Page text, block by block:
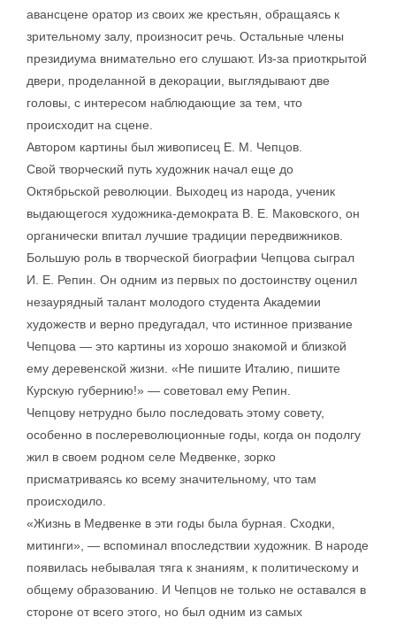
авансцене оратор из своих же крестьян, обращаясь к
зрительному залу, произносит речь. Остальные члены
президиума внимательно его слушают. Из-за приоткрытой
двери, проделанной в декорации, выглядывают две
головы, с интересом наблюдающие за тем, что
происходит на сцене.
Автором картины был живописец Е. М. Чепцов.
Свой творческий путь художник начал еще до
Октябрьской революции. Выходец из народа, ученик
выдающегося художника-демократа В. Е. Маковского, он
органически впитал лучшие традиции передвижников.
Большую роль в творческой биографии Чепцова сыграл
И. Е. Репин. Он одним из первых по достоинству оценил
незаурядный талант молодого студента Академии
художеств и верно предугадал, что истинное призвание
Чепцова — это картины из хорошо знакомой и близкой
ему деревенской жизни. «Не пишите Италию, пишите
Курскую губернию!» — советовал ему Репин.
Чепцову нетрудно было последовать этому совету,
особенно в послереволюционные годы, когда он подолгу
жил в своем родном селе Медвенке, зорко
присматриваясь ко всему значительному, что там
происходило.
«Жизнь в Медвенке в эти годы была бурная. Сходки,
митинги», — вспоминал впоследствии художник. В народе
появилась небывалая тяга к знаниям, к политическому и
общему образованию. И Чепцов не только не оставался в
стороне от всего этого, но был одним из самых